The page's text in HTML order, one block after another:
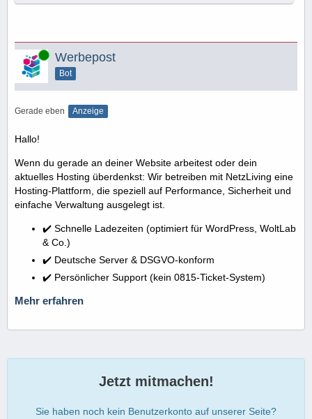
Online Werbepost
Bot
Gerade eben Anzeige
Hallo!
Wenn du gerade an deiner Website arbeitest oder dein
aktuelles Hosting überdenkst: Wir betreiben mit NetzLiving eine
Hosting-Plattform, die speziell auf Performance, Sicherheit und
einfache Verwaltung ausgelegt ist.
✔️ Schnelle Ladezeiten (optimiert für WordPress, WoltLab
& Co.)
✔️ Deutsche Server & DSGVO-konform
✔️ Persönlicher Support (kein 0815-Ticket-System)
Mehr erfahren
Jetzt mitmachen!
Sie haben noch kein Benutzerkonto auf unserer Seite?